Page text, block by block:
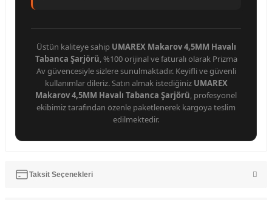
Üstün kaliteye sahip UMAREX Makarov 4,5MM Havalı
Tabanca Şarjörü, %100 orijinal ve faturalı olarak Prizma
Av güvencesiyle sizlere sunulmaktadır. Keyifli ve güvenli
kullanımlar dileriz. Satın almak istediğiniz UMAREX
Makarov 4,5MM Havalı Tabanca Şarjörü, profesyonel
ekibimiz tarafından özenle paketlenerek kargoya teslim
edilmektedir.
Taksit Seçenekleri